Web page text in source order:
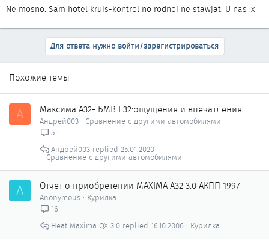
Ne mosno. Sam hotel kruis-kontrol no rodnoi ne stawjat. U nas :x
Для ответа нужно войти/зарегистрироваться
Похожие темы
А Максима А32- БМВ Е32:ощущения и впечатления
Андрей003
Сравнение с другими автомобилями
5
Сравнение с другими автомобилями
25.01.2020
Андрей003
A Отчет о приобретении MAXIMA A32 3.0 АКПП 1997
Anonymous
Курилка
16
Курилка
16.10.2006
Heat Maxima QX 3.0